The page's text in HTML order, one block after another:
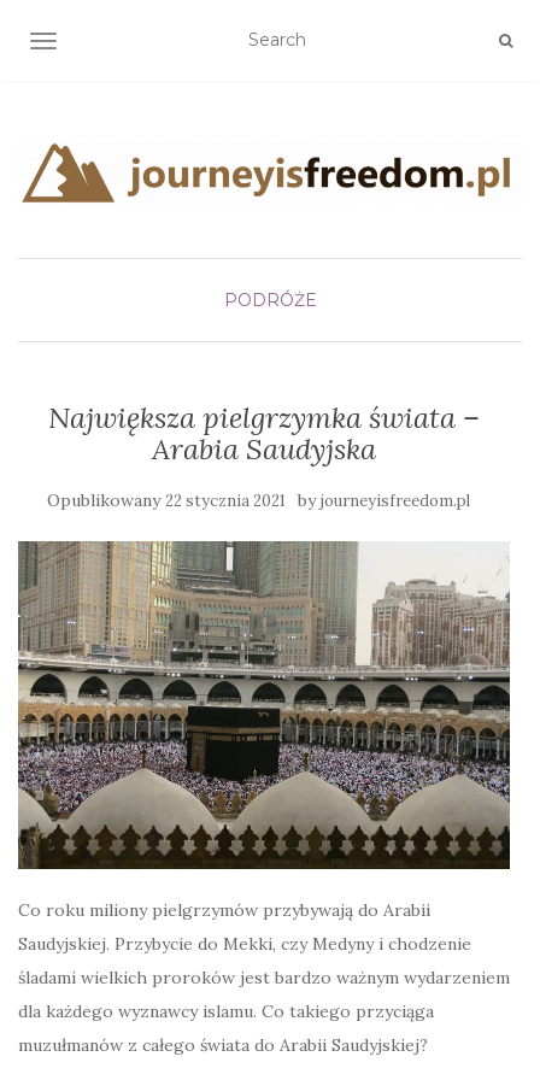
TOGGLE NAVIGATION
PODRÓŻE
Największa pielgrzymka świata –
Arabia Saudyjska
Opublikowany22 stycznia 2021 byjourneyisfreedom.pl
Co roku miliony pielgrzymów przybywają do Arabii
Saudyjskiej. Przybycie do Mekki, czy Medyny i chodzenie
śladami wielkich proroków jest bardzo ważnym wydarzeniem
dla każdego wyznawcy islamu. Co takiego przyciąga
muzułmanów z całego świata do Arabii Saudyjskiej?